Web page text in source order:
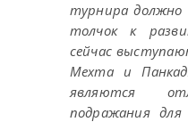
турнира должно
толчок к
сейчас
Мехта и
являются
подражания для